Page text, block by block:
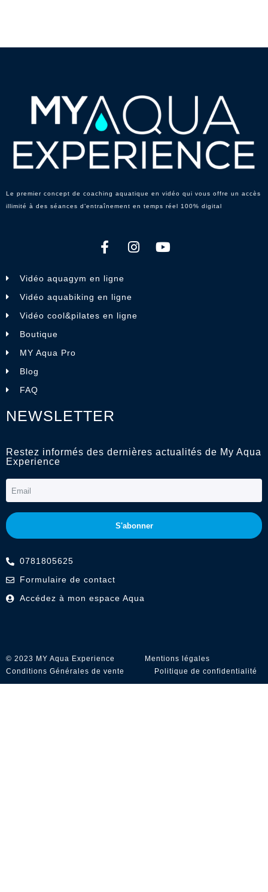
Le premier concept de coaching aquatique en vidéo qui vous offre un accès
illimité à des séances d’entraînement en temps réel 100% digital
Vidéo aquagym en ligne
Vidéo aquabiking en ligne
Vidéo cool&pilates en ligne
Boutique
MY Aqua Pro
Blog
FAQ
NEWSLETTER
Restez informés des dernières actualités de My Aqua
Experience
S'abonner
0781805625
Formulaire de contact
Accédez à mon espace Aqua
© 2023 MY Aqua Experience
Mentions légales
Conditions Générales de vente
Politique de confidentialité